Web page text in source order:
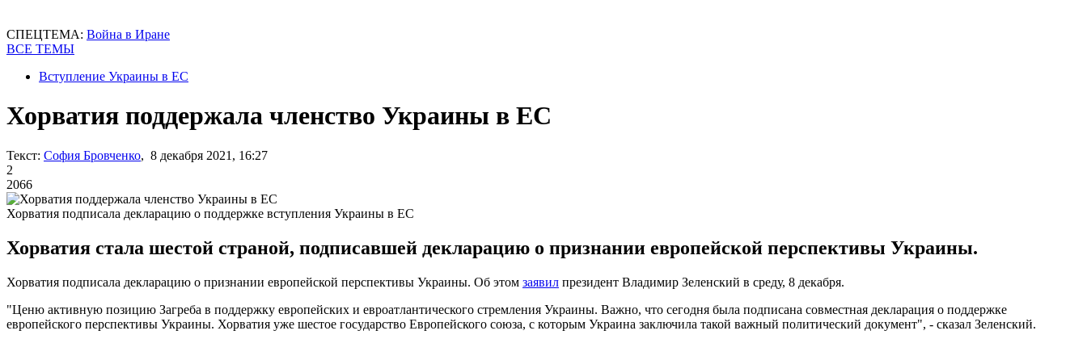
СПЕЦТЕМА: Война в Иране
ВСЕ ТЕМЫ
Вступление Украины в ЕС
Хорватия поддержала членство Украины в ЕС
Текст: София Бровченко, 8 декабря 2021, 16:27
2
2066
Хорватия подписала декларацию о поддержке вступления Украины в ЕС
Хорватия стала шестой страной, подписавшей декларацию о признании европейской перспективы Украины.
Хорватия подписала декларацию о признании европейской перспективы Украины. Об этом заявил президент Владимир Зеленский в среду, 8 декабря.
"Ценю активную позицию Загреба в поддержку европейских и евроатлантического стремления Украины. Важно, что сегодня была подписана совместная декларация о поддержке
европейского перспективы Украины. Хорватия уже шестое государство Европейского союза, с которым Украина заключила такой важный политический документ", - сказал Зеленский.